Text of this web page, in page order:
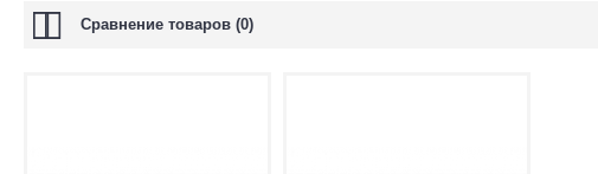
Сравнение товаров (0)